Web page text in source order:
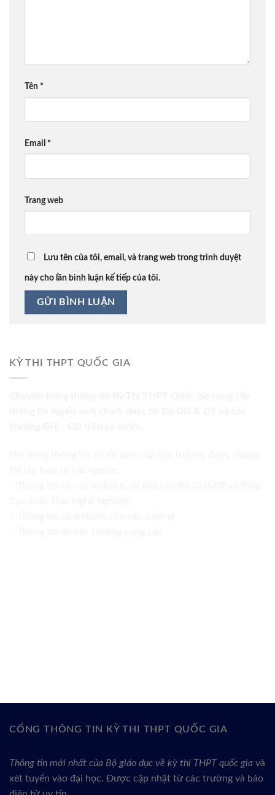
Tên *
Email *
Trang web
Lưu tên của tôi, email, và trang web trong trình duyệt
này cho lần bình luận kế tiếp của tôi.
KỲ THI THPT QUỐC GIA
CỔNG THÔNG TIN KỲ THI THPT QUỐC GIA
Thông tin mới nhất của Bộ giáo dục về kỳ thi THPT quốc gia và
xét tuyển vào đại học. Được cập nhật từ các trường và báo